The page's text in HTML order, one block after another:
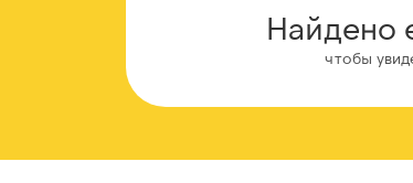
Найдено
чтобы